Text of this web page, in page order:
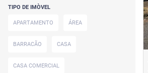
TIPO DE IMÒVEL
APARTAMENTO ÁREA
BARRACÃO CASA
CASA COMERCIAL